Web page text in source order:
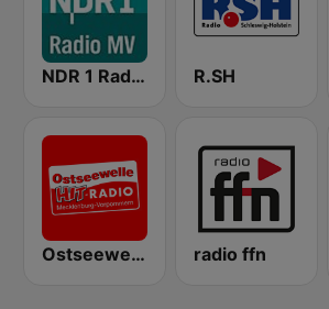
NDR 1 Radio MV R.SH
Ostseewelle Hit-Radio 105.6 radio ffn